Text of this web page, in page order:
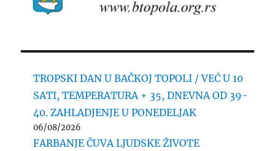
TROPSKI DAN U BAČKOJ TOPOLI / VEĆ U 10
SATI, TEMPERATURA + 35, DNEVNA OD 39-
40. ZAHLADJENJE U PONEDELJAK
06/08/2026
FARBANJE ČUVA LJUDSKE ŽIVOTE